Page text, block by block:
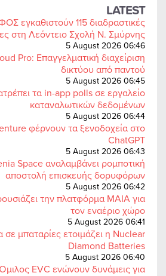
LATEST
εγκαθιστούν 115 διαδραστικές
στη Λεόντειο Σχολή Ν. Σμύρνης
5 August 2026 06:46
Pro: Επαγγελματική διαχείριση
δικτύου από παντού
5 August 2026 06:45
τα in-app polls σε εργαλείο
καταναλωτικών δεδομένων
5 August 2026 06:44
φέρνουν τα ξενοδοχεία στο
ChatGPT
5 August 2026 06:43
Space αναλαμβάνει ρομποτική
αποστολή επισκευής δορυφόρων
5 August 2026 06:42
την πλατφόρμα MAIA για
τον εναέριο χώρο
5 August 2026 06:41
σε μπαταρίες ετοιμάζει η Nuclear
Diamond Batteries
5 August 2026 06:40
EVC ενώνουν δυνάμεις για